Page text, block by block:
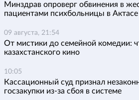
Минздрав опроверг обвинения в
пациентами психбольницы в Актасе
09 августа, 21:54
От мистики до семейной комедии:
казахстанского кино
10:05
Кассационный суд признал
госзакупки из-за сбоя в системе